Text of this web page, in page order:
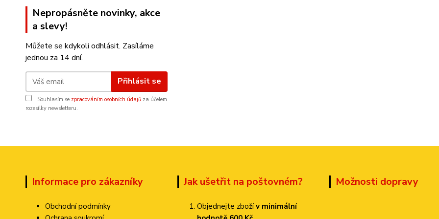
Nepropásněte novinky, akce
a slevy!
Můžete se kdykoli odhlásit. Zasíláme
jednou za 14 dní.
Přihlásit se
Souhlasím se zpracováním osobních údajů za účelem
rozesílky newsletteru.
Informace pro zákazníky
Obchodní podmínky
Jak ušetřit na poštovném?
Objednejte zbožív minimální
Možnosti dopravy